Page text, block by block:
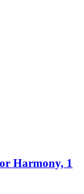
Harmony, 1